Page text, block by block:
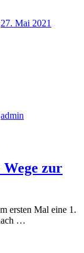
27. Mai 2021
admin
zur
ersten Mal eine 1.
…